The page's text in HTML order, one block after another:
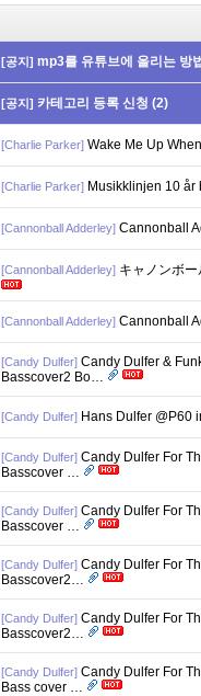
[공지] mp3를 유튜브에 올리는 방
[공지] 카테고리 등록 신청 (2)
[Charlie Parker] Wake Me Up
[Charlie Parker] Musikklinjen 10 år
[Cannonball Adderley] Cannonball
[Cannonball Adderley] キャノンボ
[Cannonball Adderley] Cannonball
[Candy Dulfer] Candy Dulfer &
Basscover2 Bo…
[Candy Dulfer] Hans Dulfer @P60
[Candy Dulfer] Candy Dulfer For
Basscover …
[Candy Dulfer] Candy Dulfer For
Basscover …
[Candy Dulfer] Candy Dulfer For
Basscover2…
[Candy Dulfer] Candy Dulfer For
Basscover2…
[Candy Dulfer] Candy Dulfer For
Bass cover …